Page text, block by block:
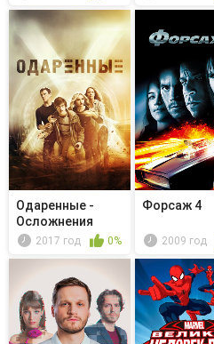
Одаренные -
Осложнения
2017 год 0%
Форсаж 4
2009 год